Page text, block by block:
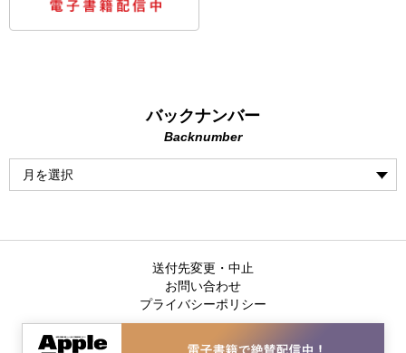
バックナンバー
Backnumber
送付先変更・中止
お問い合わせ
プライバシーポリシー